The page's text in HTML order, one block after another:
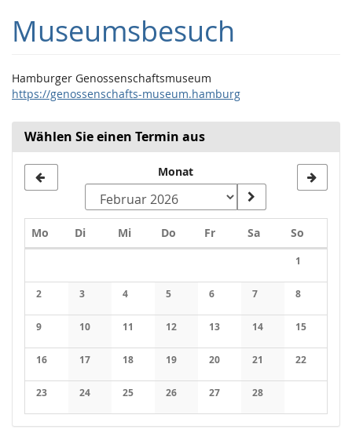
Haupt-
Inhalt
Museumsbesuch
Hamburger Genossenschaftsmuseum
https://genossenschafts-museum.hamburg
Wählen Sie einen Termin aus
Monat
Mo Montag
DiDienstag
MiMittwoch
Do Donnerstag
FrFreitagSaSamstag
So
1
Keine
2
Keine Veranstaltungen
3
Keine Veranstaltungen
4
Keine Veranstaltungen
5
Keine Veranstaltungen
6
Keine Veranstaltungen
7
Keine
8
Keine
9
Keine Veranstaltungen
10
Keine Veranstaltungen
11
Keine Veranstaltungen
12
Keine Veranstaltungen
13
Keine Veranstaltungen
14
Keine
15
Keine
16
Keine Veranstaltungen
17
Keine Veranstaltungen
18
Keine Veranstaltungen
19
Keine Veranstaltungen
20
Keine Veranstaltungen
21
Keine
22
Keine
23
Keine Veranstaltungen
24
Keine Veranstaltungen
25
Keine Veranstaltungen
26
Keine Veranstaltungen
27
Keine Veranstaltungen
28
Keine